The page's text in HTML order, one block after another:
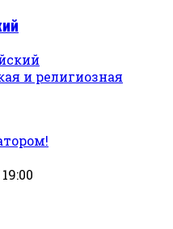
и религиозная